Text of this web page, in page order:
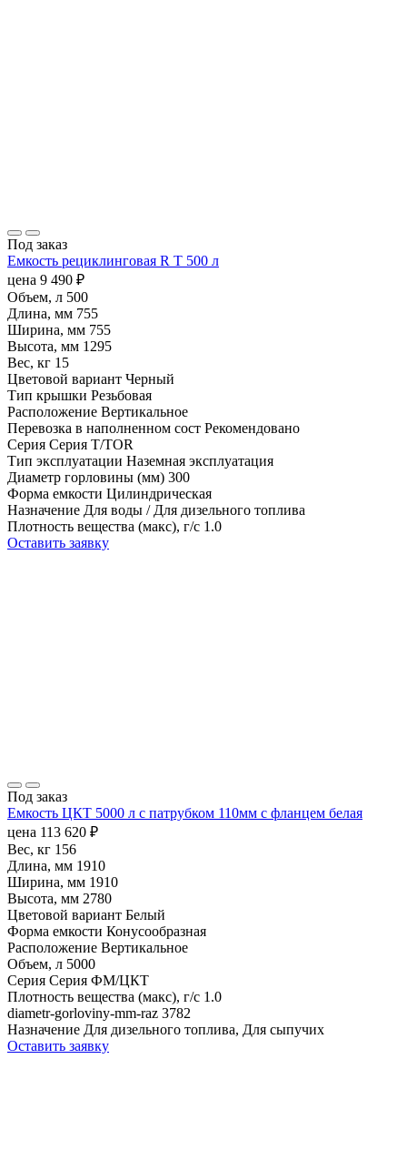
Под заказ
Емкость рециклинговая R T 500 л
цена 9 490 ₽
Объем, л 500
Длина, мм 755
Ширина, мм 755
Высота, мм 1295
Вес, кг 15
Цветовой вариант Черный
Тип крышки Резьбовая
Расположение Вертикальное
Перевозка в наполненном сост Рекомендовано
Серия Серия T/TOR
Тип эксплуатации Наземная эксплуатация
Диаметр горловины (мм) 300
Форма емкости Цилиндрическая
Назначение Для воды / Для дизельного топлива
Плотность вещества (макс), г/с 1.0
Оставить заявку
Под заказ
Емкость ЦКТ 5000 л с патрубком 110мм с фланцем белая
цена 113 620 ₽
Вес, кг 156
Длина, мм 1910
Ширина, мм 1910
Высота, мм 2780
Цветовой вариант Белый
Форма емкости Конусообразная
Расположение Вертикальное
Объем, л 5000
Серия Серия ФМ/ЦКТ
Плотность вещества (макс), г/с 1.0
diametr-gorloviny-mm-raz 3782
Назначение Для дизельного топлива, Для сыпучих
Оставить заявку